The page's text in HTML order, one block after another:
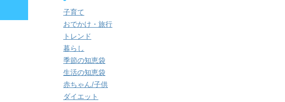
子育て
おでかけ・旅行
トレンド
暮らし
季節の知恵袋
生活の知恵袋
赤ちゃん/子供
ダイエット